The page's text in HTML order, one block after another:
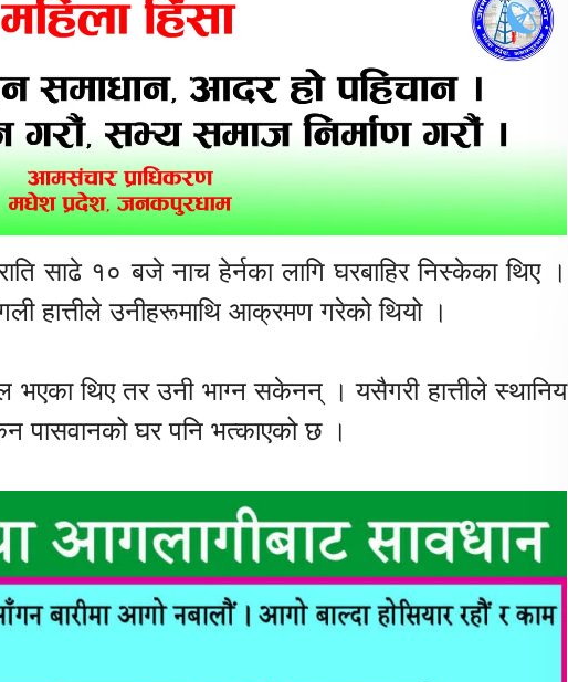
साढे १० बजे नाच हेर्नका लागि घरबाहिर निस्केका थिए ।
हात्तीले उनीहरूमाथि आक्रमण गरेको थियो ।
थिए तर उनी भाग्न सकेनन् । यसैगरी हात्तीले स्थानिय
पासवानको घर पनि भत्काएको छ ।